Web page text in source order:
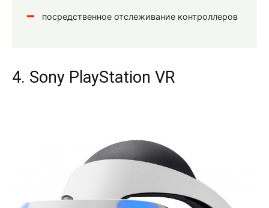
посредственное отслеживание контроллеров
4. Sony PlayStation VR